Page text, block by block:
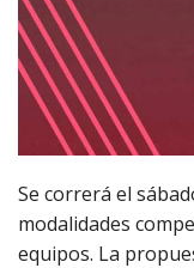
Se correrá el
modalidades
equipos. La